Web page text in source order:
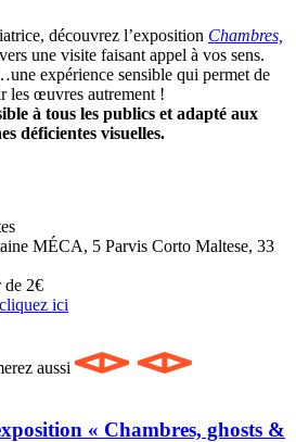
découvrez l’exposition Chambres,
une visite faisant appel à vos sens.
expérience sensible qui permet de
les œuvres autrement !
à tous les publics et adapté aux
déficientes visuelles.
MÉCA, 5 Parvis Corto Maltese, 33
de 2€
cliquez ici
aussi
« Chambres, ghosts &